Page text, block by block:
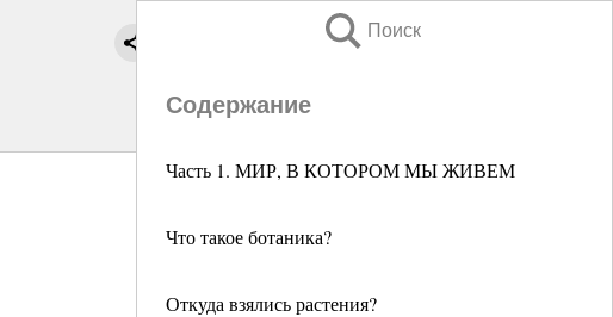
Поиск
Содержание
Часть 1. МИР, В КОТОРОМ МЫ ЖИВЕМ
Что такое ботаника?
Откуда взялись растения?